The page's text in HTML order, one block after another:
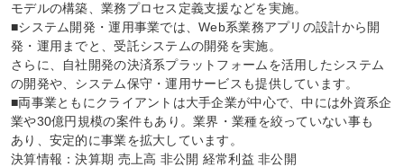
モデルの構築、業務プロセス定義支援などを実施。
■システム開発・運用事業では、Web系業務アプリの設計から開
発・運用までと、受託システムの開発を実施。
さらに、自社開発の決済系プラットフォームを活用したシステム
の開発や、システム保守・運用サービスも提供しています。
■両事業ともにクライアントは大手企業が中心で、中には外資系企
業や30億円規模の案件もあり。業界・業種を絞っていない事も
あり、安定的に事業を拡大しています。
決算情報：決算期 売上高 非公開 経常利益 非公開